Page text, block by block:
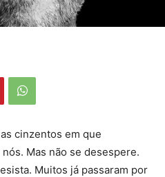
cinzentos em que
Mas não se desespere.
Muitos já passaram por